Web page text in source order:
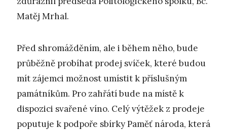
Matěj Mrhal.
Před shromážděním, ale i během něho, bude
průběžně probíhat prodej svíček, které budou
mít zájemci možnost umístit k příslušným
památníkům. Pro zahřátí bude na místě k
dispozici svařené víno. Celý výtěžek z prodeje
poputuje k podpoře sbírky Paměť národa, která